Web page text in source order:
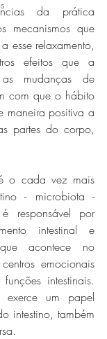
da prática
mecanismos que
esse relaxamento,
efeitos que a
mudanças de
com que o hábito
maneira positiva a
partes do corpo,
o cada vez mais
- microbiota -
responsável por
intestinal e
acontece no
emocionais
intestinais.
um papel
intestino, também